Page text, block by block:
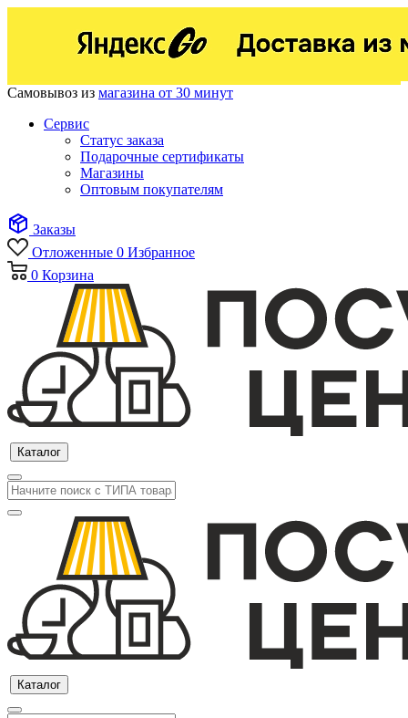
Самовывоз из магазина от 30 минут
Сервис
Статус заказа
Подарочные сертификаты
Магазины
Оптовым покупателям
Заказы
Отложенные 0 Избранное
0 Корзина
Каталог
Каталог